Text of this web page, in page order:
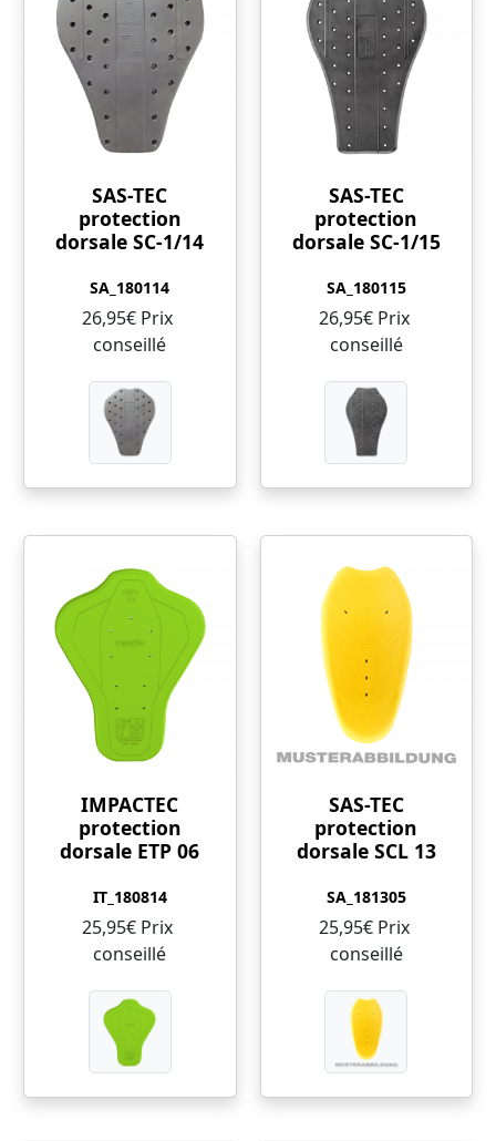
SAS-TEC
protection
dorsale SC-1/14
SA_180114
26,95€ Prix ​​
conseillé
SAS-TEC
protection
dorsale SC-1/15
SA_180115
26,95€ Prix ​​
conseillé
IMPACTEC
protection
dorsale ETP 06
IT_180814
25,95€ Prix ​​
conseillé
SAS-TEC
protection
dorsale SCL 13
SA_181305
25,95€ Prix ​​
conseillé